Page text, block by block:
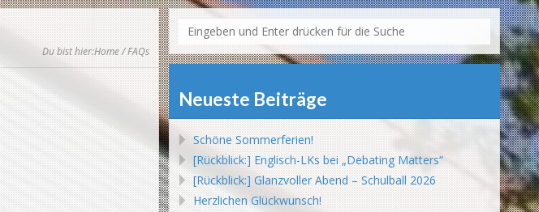
Du bist hier:Home/ FAQs
Neueste Beiträge
Schöne Sommerferien!
[Rückblick:] Englisch-LKs bei „Debating Matters“
[Rückblick:] Glanzvoller Abend – Schulball 2026
Herzlichen Glückwunsch!